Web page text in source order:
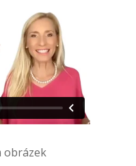
obrázek